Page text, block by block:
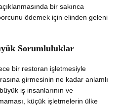
bir sakınca
ödemek için elinden geleni
Sorumluluklar
bir restoran işletmesiyle
girmesinin ne kadar anlamlı
iş insanlarının ve
küçük işletmelerin ülke